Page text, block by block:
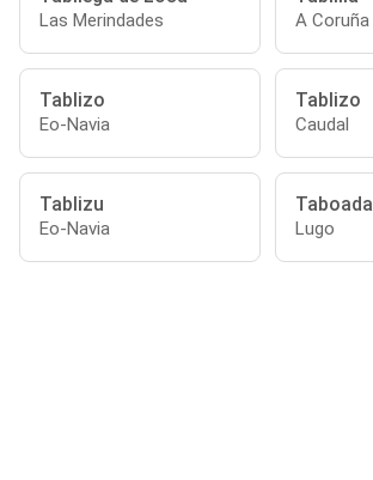
Las Merindades A Coruña
Tablizo
Eo-Navia
Tablizo
Caudal
Tablizu
Eo-Navia
Taboada
Lugo